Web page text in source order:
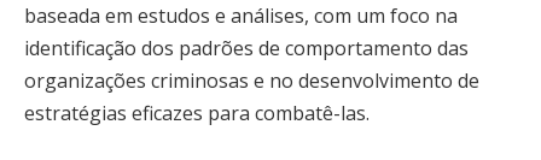
baseada em estudos e análises, com um foco na
identificação dos padrões de comportamento das
organizações criminosas e no desenvolvimento de
estratégias eficazes para combatê-las.